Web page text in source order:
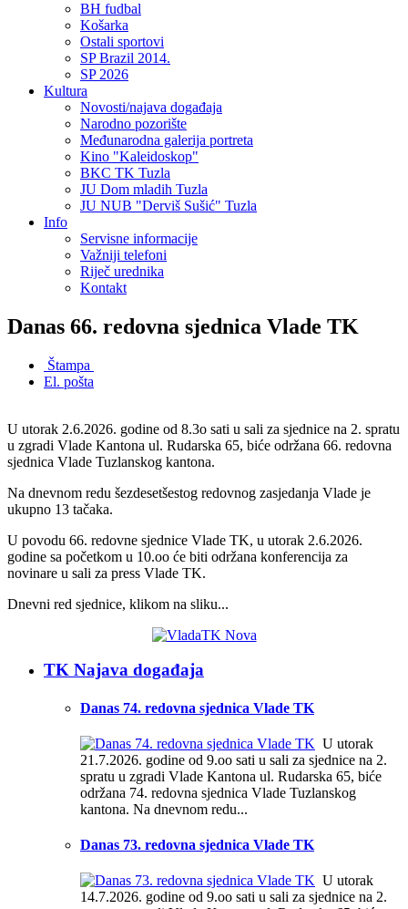
BH fudbal
Košarka
Ostali sportovi
SP Brazil 2014.
SP 2026
Kultura
Novosti/najava događaja
Narodno pozorište
Međunarodna galerija portreta
Kino "Kaleidoskop"
BKC TK Tuzla
JU Dom mladih Tuzla
JU NUB "Derviš Sušić" Tuzla
Info
Servisne informacije
Važniji telefoni
Riječ urednika
Kontakt
Danas 66. redovna sjednica Vlade TK
Štampa
El. pošta
U utorak 2.6.2026. godine od 8.3o sati u sali za sjednice na 2. spratu
u zgradi Vlade Kantona ul. Rudarska 65, biće održana 66. redovna
sjednica Vlade Tuzlanskog kantona.
Na dnevnom redu šezdesetšestog redovnog zasjedanja Vlade je
ukupno 13 tačaka.
U povodu 66. redovne sjednice Vlade TK, u utorak 2.6.2026.
godine sa početkom u 10.oo će biti održana konferencija za
novinare u sali za press Vlade TK.
Dnevni red sjednice, klikom na sliku...
TK Najava događaja
Danas 74. redovna sjednica Vlade TK
U utorak
21.7.2026. godine od 9.oo sati u sali za sjednice na 2.
spratu u zgradi Vlade Kantona ul. Rudarska 65, biće
održana 74. redovna sjednica Vlade Tuzlanskog
kantona. Na dnevnom redu...
Danas 73. redovna sjednica Vlade TK
U utorak
14.7.2026. godine od 9.oo sati u sali za sjednice na 2.